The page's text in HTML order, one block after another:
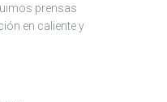
prensas
en caliente y